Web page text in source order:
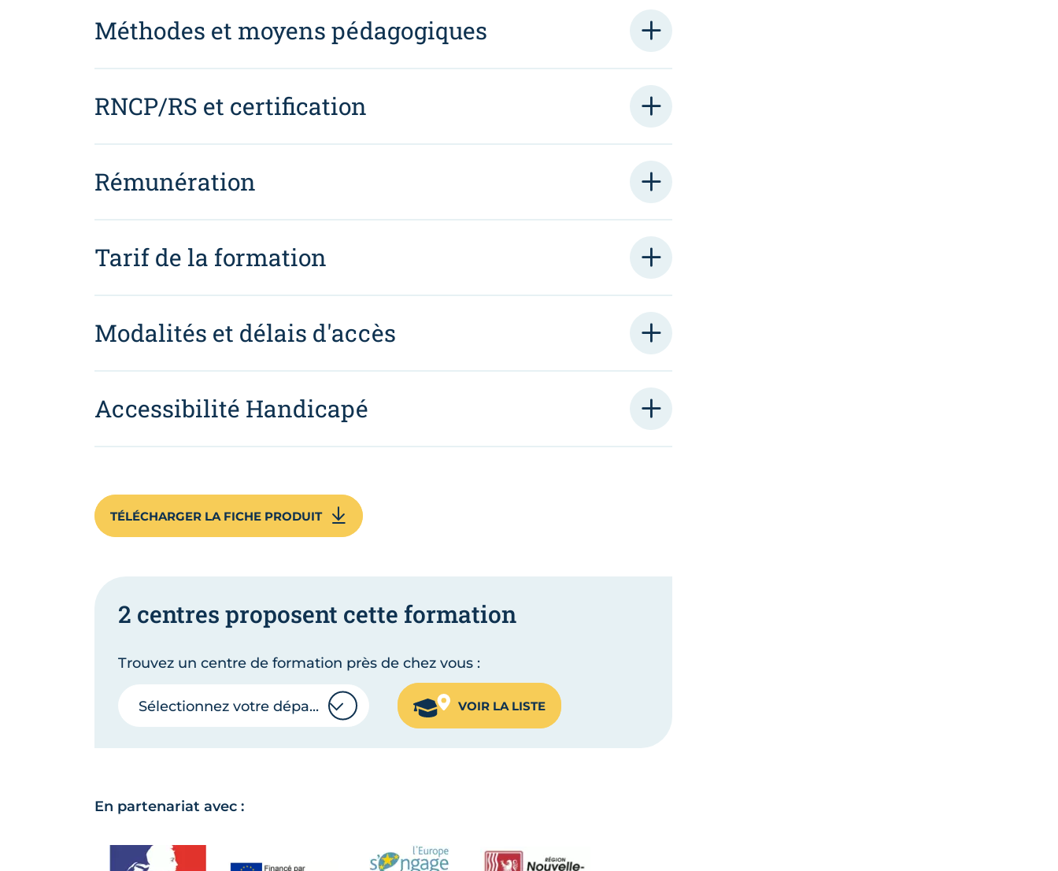
Méthodes et moyens pédagogiques
RNCP/RS et certification
Rémunération
Tarif de la formation
Modalités et délais d'accès
Accessibilité Handicapé
TÉLÉCHARGER LA FICHE PRODUIT
2 centres proposent cette formation
Trouvez un centre de formation près de chez vous :
Sélectionnez votre département
Sélectionnez votre département VOIR LA LISTE
En partenariat avec :